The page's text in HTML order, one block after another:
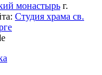
монастырь г.
Студия храма св.